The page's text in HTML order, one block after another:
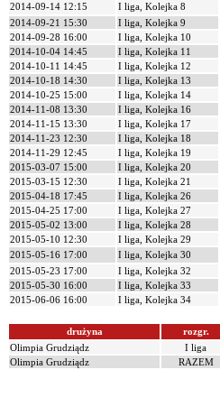
2014-09-14 12:15
I liga, Kolejka 8
2014-09-21 15:30
I liga, Kolejka 9
2014-09-28 16:00
I liga, Kolejka 10
2014-10-04 14:45
I liga, Kolejka 11
2014-10-11 14:45
I liga, Kolejka 12
2014-10-18 14:30
I liga, Kolejka 13
2014-10-25 15:00
I liga, Kolejka 14
2014-11-08 13:30
I liga, Kolejka 16
2014-11-15 13:30
I liga, Kolejka 17
2014-11-23 12:30
I liga, Kolejka 18
2014-11-29 12:45
I liga, Kolejka 19
2015-03-07 15:00
I liga, Kolejka 20
2015-03-15 12:30
I liga, Kolejka 21
2015-04-18 17:45
I liga, Kolejka 26
2015-04-25 17:00
I liga, Kolejka 27
2015-05-02 13:00
I liga, Kolejka 28
2015-05-10 12:30
I liga, Kolejka 29
2015-05-16 17:00
I liga, Kolejka 30
2015-05-23 17:00
I liga, Kolejka 32
2015-05-30 16:00
I liga, Kolejka 33
2015-06-06 16:00
I liga, Kolejka 34
drużyna rozgr.
Olimpia Grudziądz
I liga
Olimpia Grudziądz
RAZEM